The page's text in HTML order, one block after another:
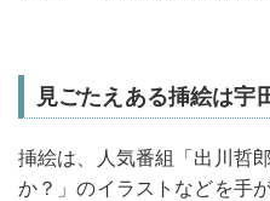
見ごたえある挿絵は宇
挿絵は、人気番組「出川哲
か？」のイラストなどを手